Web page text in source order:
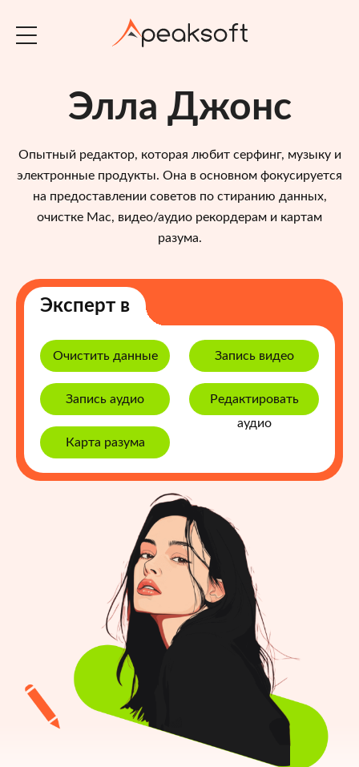
Элла Джонс
Опытный редактор, которая любит серфинг, музыку и
электронные продукты. Она в основном фокусируется
на предоставлении советов по стиранию данных,
очистке Mac, видео/аудио рекордерам и картам
разума.
Эксперт в
Очистить данные Запись видео
Запись аудио
Редактировать
аудио
Карта разума